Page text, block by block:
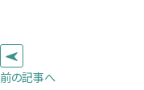
前の記事へ